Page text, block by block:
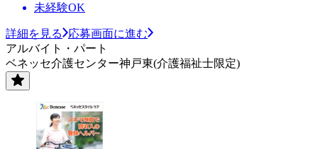
未経験OK
詳細を見る
応募画面に進む
アルバイト・パート
ベネッセ介護センター神戸東(介護福祉士限定)